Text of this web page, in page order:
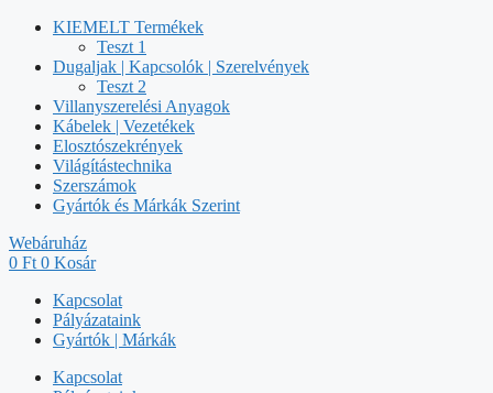
KIEMELT Termékek
Teszt 1
Dugaljak | Kapcsolók | Szerelvények
Teszt 2
Villanyszerelési Anyagok
Kábelek | Vezetékek
Elosztószekrények
Világítástechnika
Szerszámok
Gyártók és Márkák Szerint
Webáruház
0 Ft 0 Kosár
Kapcsolat
Pályázataink
Gyártók | Márkák
Kapcsolat